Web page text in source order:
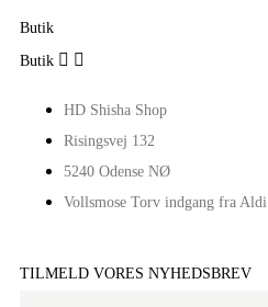
Butik
Butik  
HD Shisha Shop
Risingsvej 132
5240 Odense NØ
Vollsmose Torv indgang fra Aldi
TILMELD VORES NYHEDSBREV